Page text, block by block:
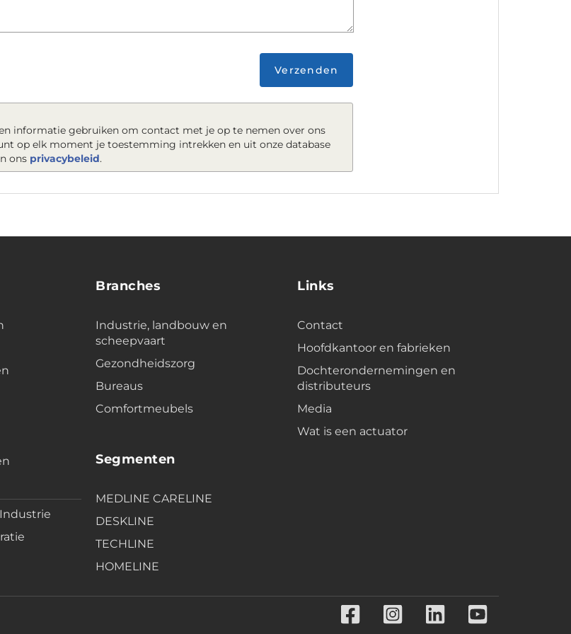
Verzenden
informatie gebruiken om contact met je op te nemen over ons
op elk moment je toestemming intrekken en uit onze database
ons privacybeleid.
Branches
Industrie, landbouw en
scheepvaart
Gezondheidszorg
Bureaus
Comfortmeubels
Segmenten
MEDLINE CARELINE
DESKLINE
TECHLINE
HOMELINE
Links
Contact
Hoofdkantoor en fabrieken
Dochterondernemingen en
distributeurs
Media
Wat is een actuator